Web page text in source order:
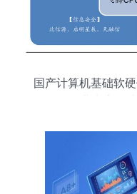
国产计算机基础软